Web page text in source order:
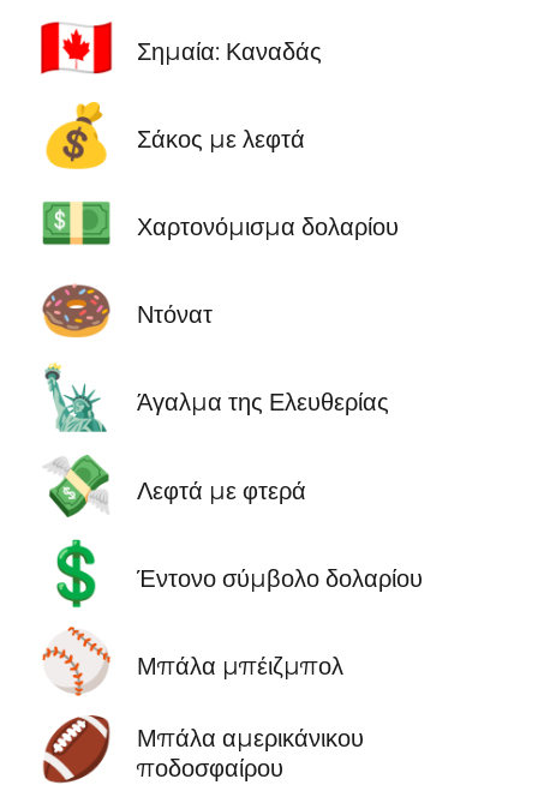
🇨🇦 Σημαία: Καναδάς
💰 Σάκος με λεφτά
💵 Χαρτονόμισμα δολαρίου
🍩 Ντόνατ
🗽 Άγαλμα της Ελευθερίας
💸 Λεφτά με φτερά
💲 Έντονο σύμβολο δολαρίου
⚾ Μπάλα μπέιζμπολ
🏈
Μπάλα αμερικάνικου
ποδοσφαίρου